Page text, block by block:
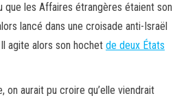
que les Affaires étrangères étaient son
lancé dans une croisade anti-Israël
agite alors son hochet de deux États
on aurait pu croire qu’elle viendrait